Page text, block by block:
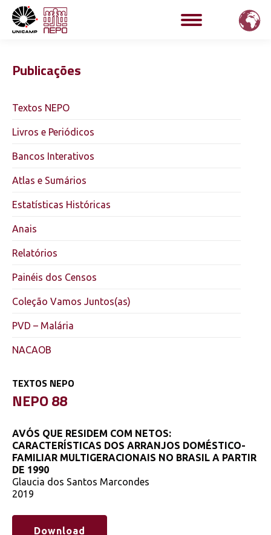
Publicações
Textos NEPO
Livros e Periódicos
Bancos Interativos
Atlas e Sumários
Estatísticas Históricas
Anais
Relatórios
Painéis dos Censos
Coleção Vamos Juntos(as)
PVD – Malária
NACAOB
TEXTOS NEPO
NEPO 88
AVÓS QUE RESIDEM COM NETOS:
CARACTERÍSTICAS DOS ARRANJOS DOMÉSTICO-
FAMILIAR MULTIGERACIONAIS NO BRASIL A PARTIR
DE 1990
Glaucia dos Santos Marcondes
2019
Download